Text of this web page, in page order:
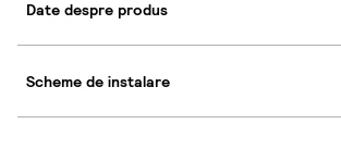
Date despre produs
Scheme de instalare